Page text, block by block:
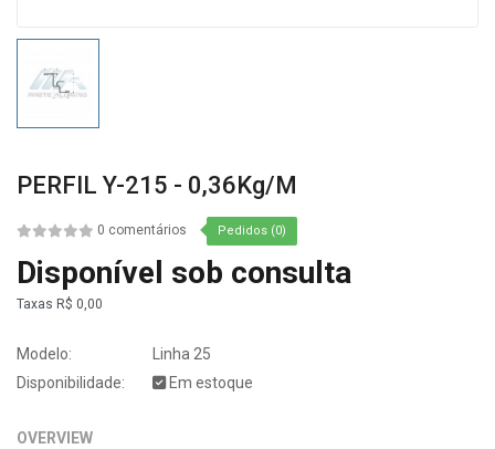
PERFIL Y-215 - 0,36Kg/m
0 comentários Pedidos (0)
Disponível sob consulta
Taxas R$ 0,00
Modelo:
Linha 25
Disponibilidade:
Em estoque
OVERVIEW